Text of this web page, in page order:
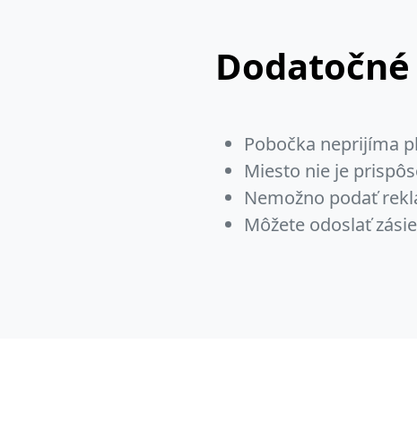
Pobočka neprijíma
Miesto nie je
Nemožno podať
Môžete odoslať